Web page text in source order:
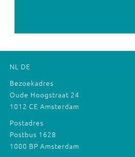
NL DE
Bezoekadres
Oude Hoogstraat 24
1012 CE Amsterdam
Postadres
Postbus 1628
1000 BP Amsterdam